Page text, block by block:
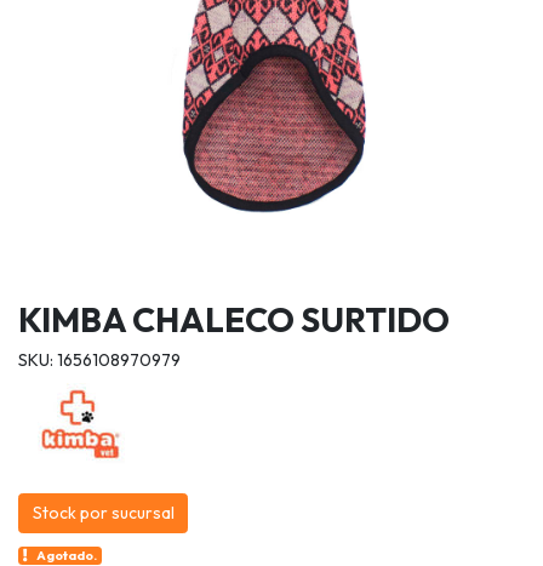
KIMBA CHALECO SURTIDO
SKU: 1656108970979
Stock por sucursal
Agotado.